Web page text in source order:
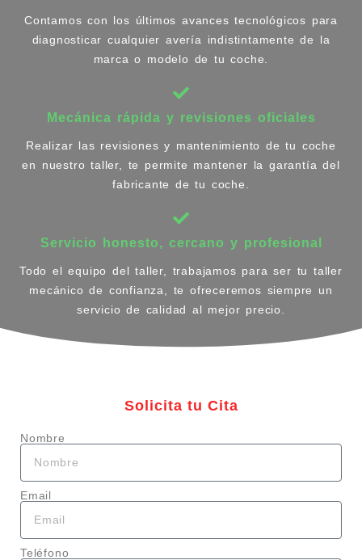
Contamos con los últimos avances tecnológicos para
diagnosticar cualquier avería indistintamente de la
marca o modelo de tu coche.
Mecánica rápida y revisiones oficiales
Realizar las revisiones y mantenimiento de tu coche
en nuestro taller, te permite mantener la garantía del
fabricante de tu coche.
Servicio honesto, cercano y profesional
Todo el equipo del taller, trabajamos para ser tu taller
mecánico de confianza, te ofreceremos siempre un
servicio de calidad al mejor precio.
Solicita tu Cita
Nombre
Email
Teléfono